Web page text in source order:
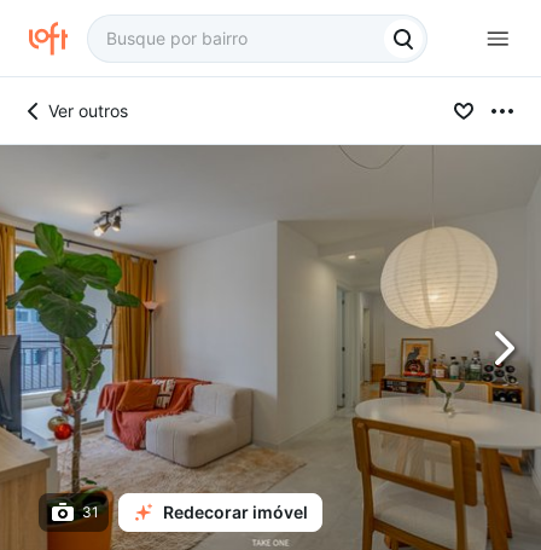
Ver outros
31 Redecorar imóvel